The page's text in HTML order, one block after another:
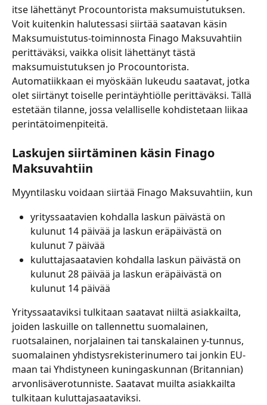
itse lähettänyt Procountorista maksumuistutuksen.
Voit kuitenkin halutessasi siirtää saatavan käsin
Maksumuistutus-toiminnosta Finago Maksuvahtiin
perittäväksi, vaikka olisit lähettänyt tästä
maksumuistutuksen jo Procountorista.
Automatiikkaan ei myöskään lukeudu saatavat, jotka
olet siirtänyt toiselle perintäyhtiölle perittäväksi. Tällä
estetään tilanne, jossa velalliselle kohdistetaan liikaa
perintätoimenpiteitä.
Laskujen siirtäminen käsin Finago
Maksuvahtiin
Myyntilasku voidaan siirtää Finago Maksuvahtiin, kun
yrityssaatavien kohdalla laskun päivästä on
kulunut 14 päivää ja laskun eräpäivästä on
kulunut 7 päivää
kuluttajasaatavien kohdalla laskun päivästä on
kulunut 28 päivää ja laskun eräpäivästä on
kulunut 14 päivää
Yrityssaataviksi tulkitaan saatavat niiltä asiakkailta,
joiden laskuille on tallennettu suomalainen,
ruotsalainen, norjalainen tai tanskalainen y-tunnus,
suomalainen yhdistysrekisterinumero tai jonkin EU-
maan tai Yhdistyneen kuningaskunnan (Britannian)
arvonlisäverotunniste. Saatavat muilta asiakkailta
tulkitaan kuluttajasaataviksi.